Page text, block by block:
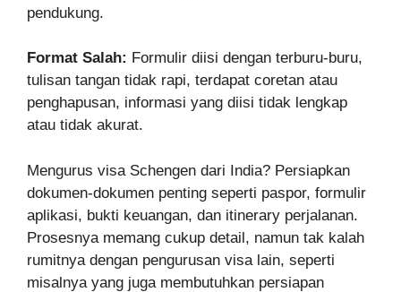
pendukung.
Format Salah: Formulir diisi dengan terburu-buru,
tulisan tangan tidak rapi, terdapat coretan atau
penghapusan, informasi yang diisi tidak lengkap
atau tidak akurat.
Mengurus visa Schengen dari India? Persiapkan
dokumen-dokumen penting seperti paspor, formulir
aplikasi, bukti keuangan, dan itinerary perjalanan.
Prosesnya memang cukup detail, namun tak kalah
rumitnya dengan pengurusan visa lain, seperti
misalnya yang juga membutuhkan persiapan